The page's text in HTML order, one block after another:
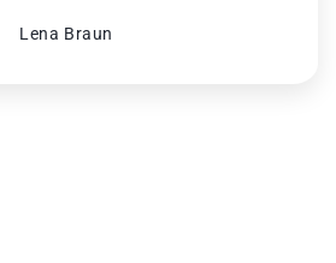
Lena Braun